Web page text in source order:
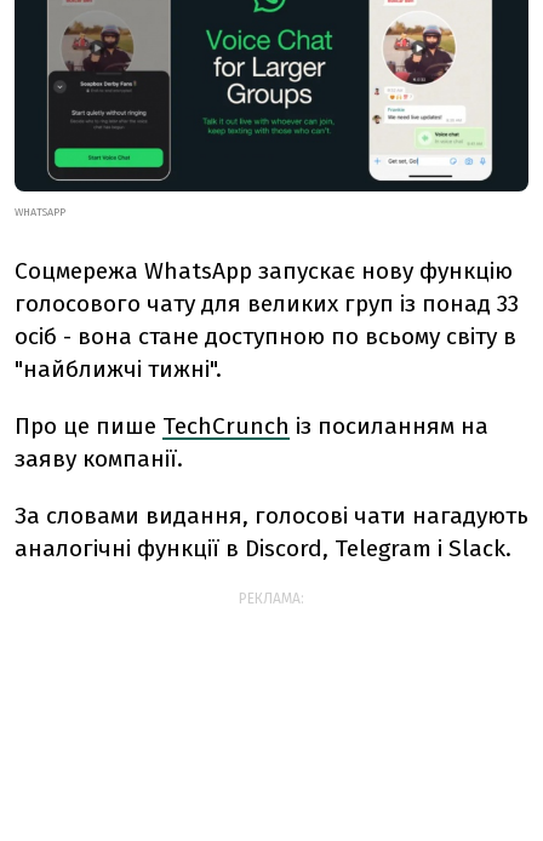
WHATSAPP
Соцмережа WhatsApp запускає нову функцію
голосового чату для великих груп із понад 33
осіб - вона стане доступною по всьому світу в
"найближчі тижні".
Про це пише TechCrunch із посиланням на
заяву компанії.
За словами видання, голосові чати нагадують
аналогічні функції в Discord, Telegram і Slack.
РЕКЛАМА: